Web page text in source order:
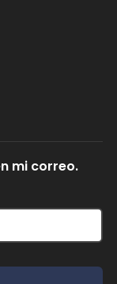
mi correo.